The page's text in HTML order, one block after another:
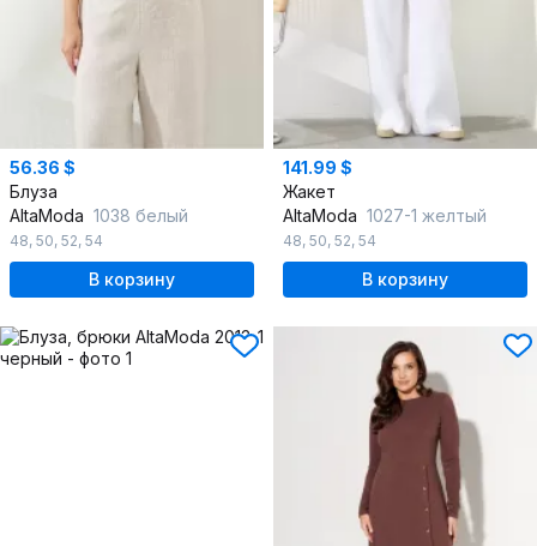
56.36 $
Блуза
AltaModa 1038 белый
48, 50, 52, 54
В корзину
141.99 $
Жакет
AltaModa 1027-1 желтый
48, 50, 52, 54
В корзину